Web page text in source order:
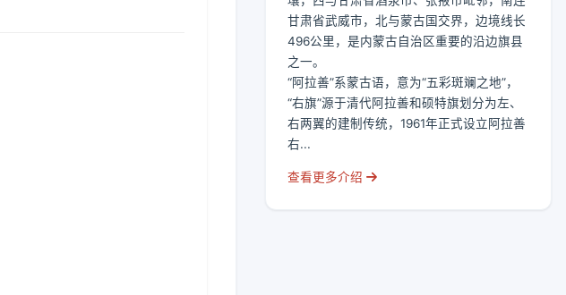
甘肃省武威市，北与蒙古国交界，边境线长
496公里，是内蒙古自治区重要的沿边旗县
之一。
“阿拉善”系蒙古语，意为“五彩斑斓之地”，
“右旗”源于清代阿拉善和硕特旗划分为左、
右两翼的建制传统，1961年正式设立阿拉善
右...
查看更多介绍